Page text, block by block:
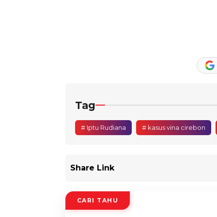
Tag
# Iptu Rudiana # kasus vina cirebon
Share Link
CARI TAHU